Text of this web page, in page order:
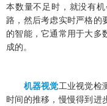
本数量不足时，就没有
路，然后考虑实时严格的
的智能，它通常用于大多
成的。
机器视觉工业视觉检
时间的推移，慢慢得到进